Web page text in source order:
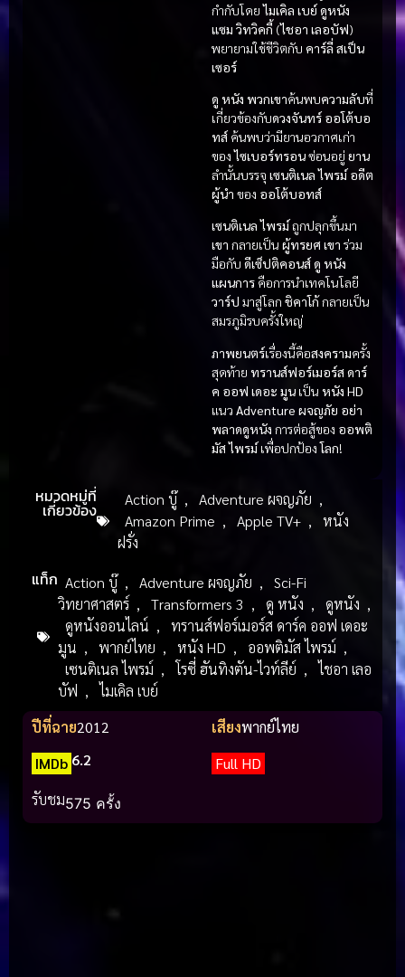
กำกับโดยไมเคิล เบย์ดูหนัง
แซม วิทวิคกี้ (ไชอา เลอบัฟ)
พยายามใช้ชีวิตกับ คาร์ลี่ สเป็น
เซอร์
ดู หนัง พวกเขาค้นพบความลับที่
เกี่ยวข้องกับดวงจันทร์ ออโต้บอ
ทส์ค้นพบว่ามียานอวกาศเก่า
ของไซเบอร์ทรอนซ่อนอยู่ ยาน
ลำนั้นบรรจุ เซนติเนล ไพรม์ อดีต
ผู้นำ ของ ออโต้บอทส์
เซนติเนล ไพรม์ถูกปลุกขึ้นมา
เขา กลายเป็น ผู้ทรยศ เขา ร่วม
มือกับ ดีเซ็ปติคอนส์ดู หนัง
แผนการคือการนำเทคโนโลยี
วาร์ป มาสู่โลก ชิคาโก้กลายเป็น
สมรภูมิรบครั้งใหญ่
ภาพยนตร์เรื่องนี้คือสงครามครั้ง
สุดท้าย ทรานส์ฟอร์เมอร์ส ดาร์
ค ออฟ เดอะ มูน เป็น หนัง HD
แนว Adventure ผจญภัย อย่า
พลาดดูหนัง การต่อสู้ของ ออพติ
มัส ไพรม์เพื่อปกป้องโลก!
หมวดหมู่ที่
เกี่ยวข้อง
Action บู๊ , Adventure ผจญภัย ,
Amazon Prime , Apple TV+ ,
หนัง
ฝรั่ง
แท็ก Action บู๊ , Adventure ผจญภัย ,
Sci-Fi
วิทยาศาสตร์ , Transformers 3 , ดู หนัง , ดูหนัง ,
ดูหนังออนไลน์ ,
ทรานส์ฟอร์เมอร์ส ดาร์ค ออฟ เดอะ
มูน , พากย์ไทย , หนัง HD , ออพติมัส ไพรม์ ,
เซนติเนล ไพรม์ , โรซี่ ฮันทิงตัน-ไวท์ลีย์ ,
ไชอา เลอ
บัฟ ,
ไมเคิล เบย์
ปีที่ฉาย2012 เสียงพากย์ไทย
IMDb 6.2
Full HD
รับชม575 ครั้ง